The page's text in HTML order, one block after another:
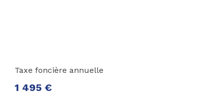
Taxe foncière annuelle
1 495 €